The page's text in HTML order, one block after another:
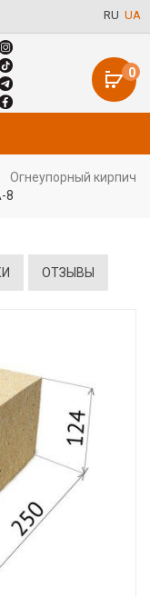
RU UA
0
Огнеупорный кирпич
8
ОТЗЫВЫ